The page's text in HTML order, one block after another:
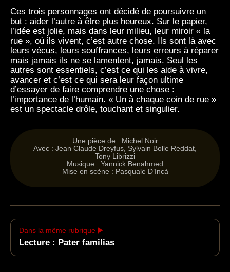
Ces trois personnages ont décidé de poursuivre un
but : aider l’autre à être plus heureux. Sur le papier,
l’idée est jolie, mais dans leur milieu, leur miroir « la
rue », où ils vivent, c’est autre chose. Ils sont là avec
leurs vécus, leurs souffrances, leurs erreurs à réparer
mais jamais ils ne se lamentent, jamais. Seul les
autres sont essentiels, c’est ce qui les aide à vivre,
avancer et c’est ce qui sera leur façon ultime
d’essayer de faire comprendre une chose :
l’importance de l’humain. « Un à chaque coin de rue »
est un spectacle drôle, touchant et singulier.
Une pièce de : Michel Noir
Avec : Jean Claude Dreyfus, Sylvain Bolle Reddat,
Tony Librizzi
Musique : Yannick Benahmed
Mise en scène : Pasquale D’Incà
Dans la même rubrique ▶️
Lecture : Pater familias